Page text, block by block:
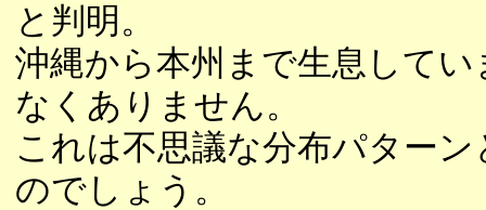
と判明。
沖縄から本州まで生息して
なくありません。
これは不思議な分布パター
のでしょう。